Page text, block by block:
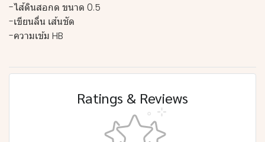
-ไส้ดินสอกด ขนาด 0.5
-เขียนลื่น เส้นชัด
-ความเข้ม HB
Ratings & Reviews